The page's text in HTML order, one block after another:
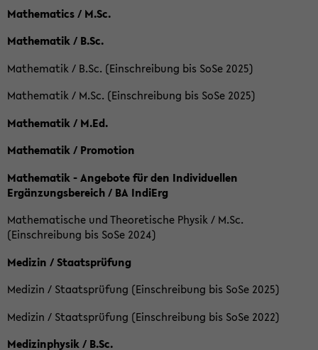
Mathematics / M.Sc.
Mathematik / B.Sc.
Mathematik / B.Sc. (Einschreibung bis SoSe 2025)
Mathematik / M.Sc. (Einschreibung bis SoSe 2025)
Mathematik / M.Ed.
Mathematik / Promotion
Mathematik - Angebote für den Individuellen
Ergänzungsbereich / BA IndiErg
Mathematische und Theoretische Physik / M.Sc.
(Einschreibung bis SoSe 2024)
Medizin / Staatsprüfung
Medizin / Staatsprüfung (Einschreibung bis SoSe 2025)
Medizin / Staatsprüfung (Einschreibung bis SoSe 2022)
Medizinphysik / B.Sc.